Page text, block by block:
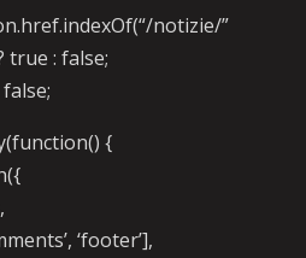
notizie/”
true : false;
{
‘footer’],